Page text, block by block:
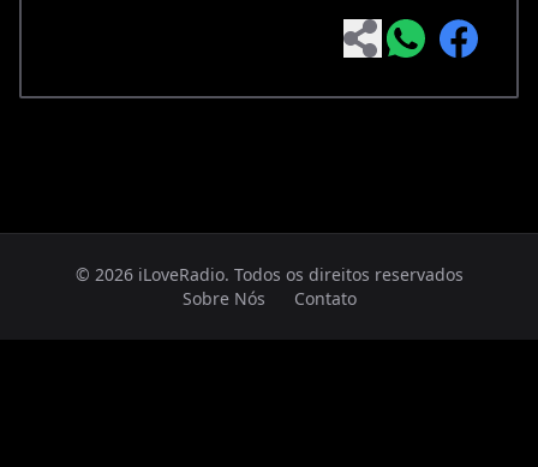
© 2026 iLoveRadio. Todos os direitos reservados
Sobre Nós
Contato